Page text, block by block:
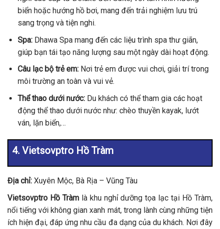
biển hoặc hướng hồ bơi, mang đến trải nghiệm lưu trú
sang trọng và tiện nghi.
Spa:Dhawa Spa mang đến các liệu trình spa thư giãn,
giúp bạn tái tạo năng lượng sau một ngày dài hoạt động.
Câu lạc bộ trẻ em:Nơi trẻ em được vui chơi, giải trí trong
môi trường an toàn và vui vẻ.
Thể thao dưới nước:Du khách có thể tham gia các hoạt
động thể thao dưới nước như: chèo thuyền kayak, lướt
ván, lặn biển,…
4. Vietsovptro Hồ Tràm
Địa chỉ: Xuyên Mộc, Bà Rịa – Vũng Tàu
Vietsovptro Hồ Tràmlà khu nghỉ dưỡng tọa lạc tại Hồ Tràm,
nổi tiếng với không gian xanh mát, trong lành cùng những tiện
ích hiện đại, đáp ứng nhu cầu đa dạng của du khách. Nơi đây